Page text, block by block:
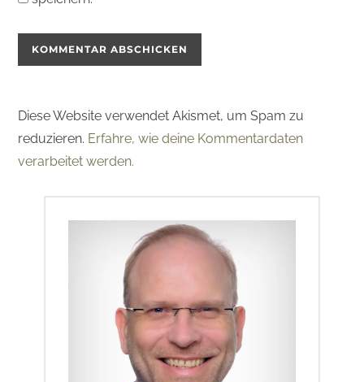
Diese Website verwendet Akismet, um Spam zu
reduzieren. Erfahre, wie deine Kommentardaten
verarbeitet werden.